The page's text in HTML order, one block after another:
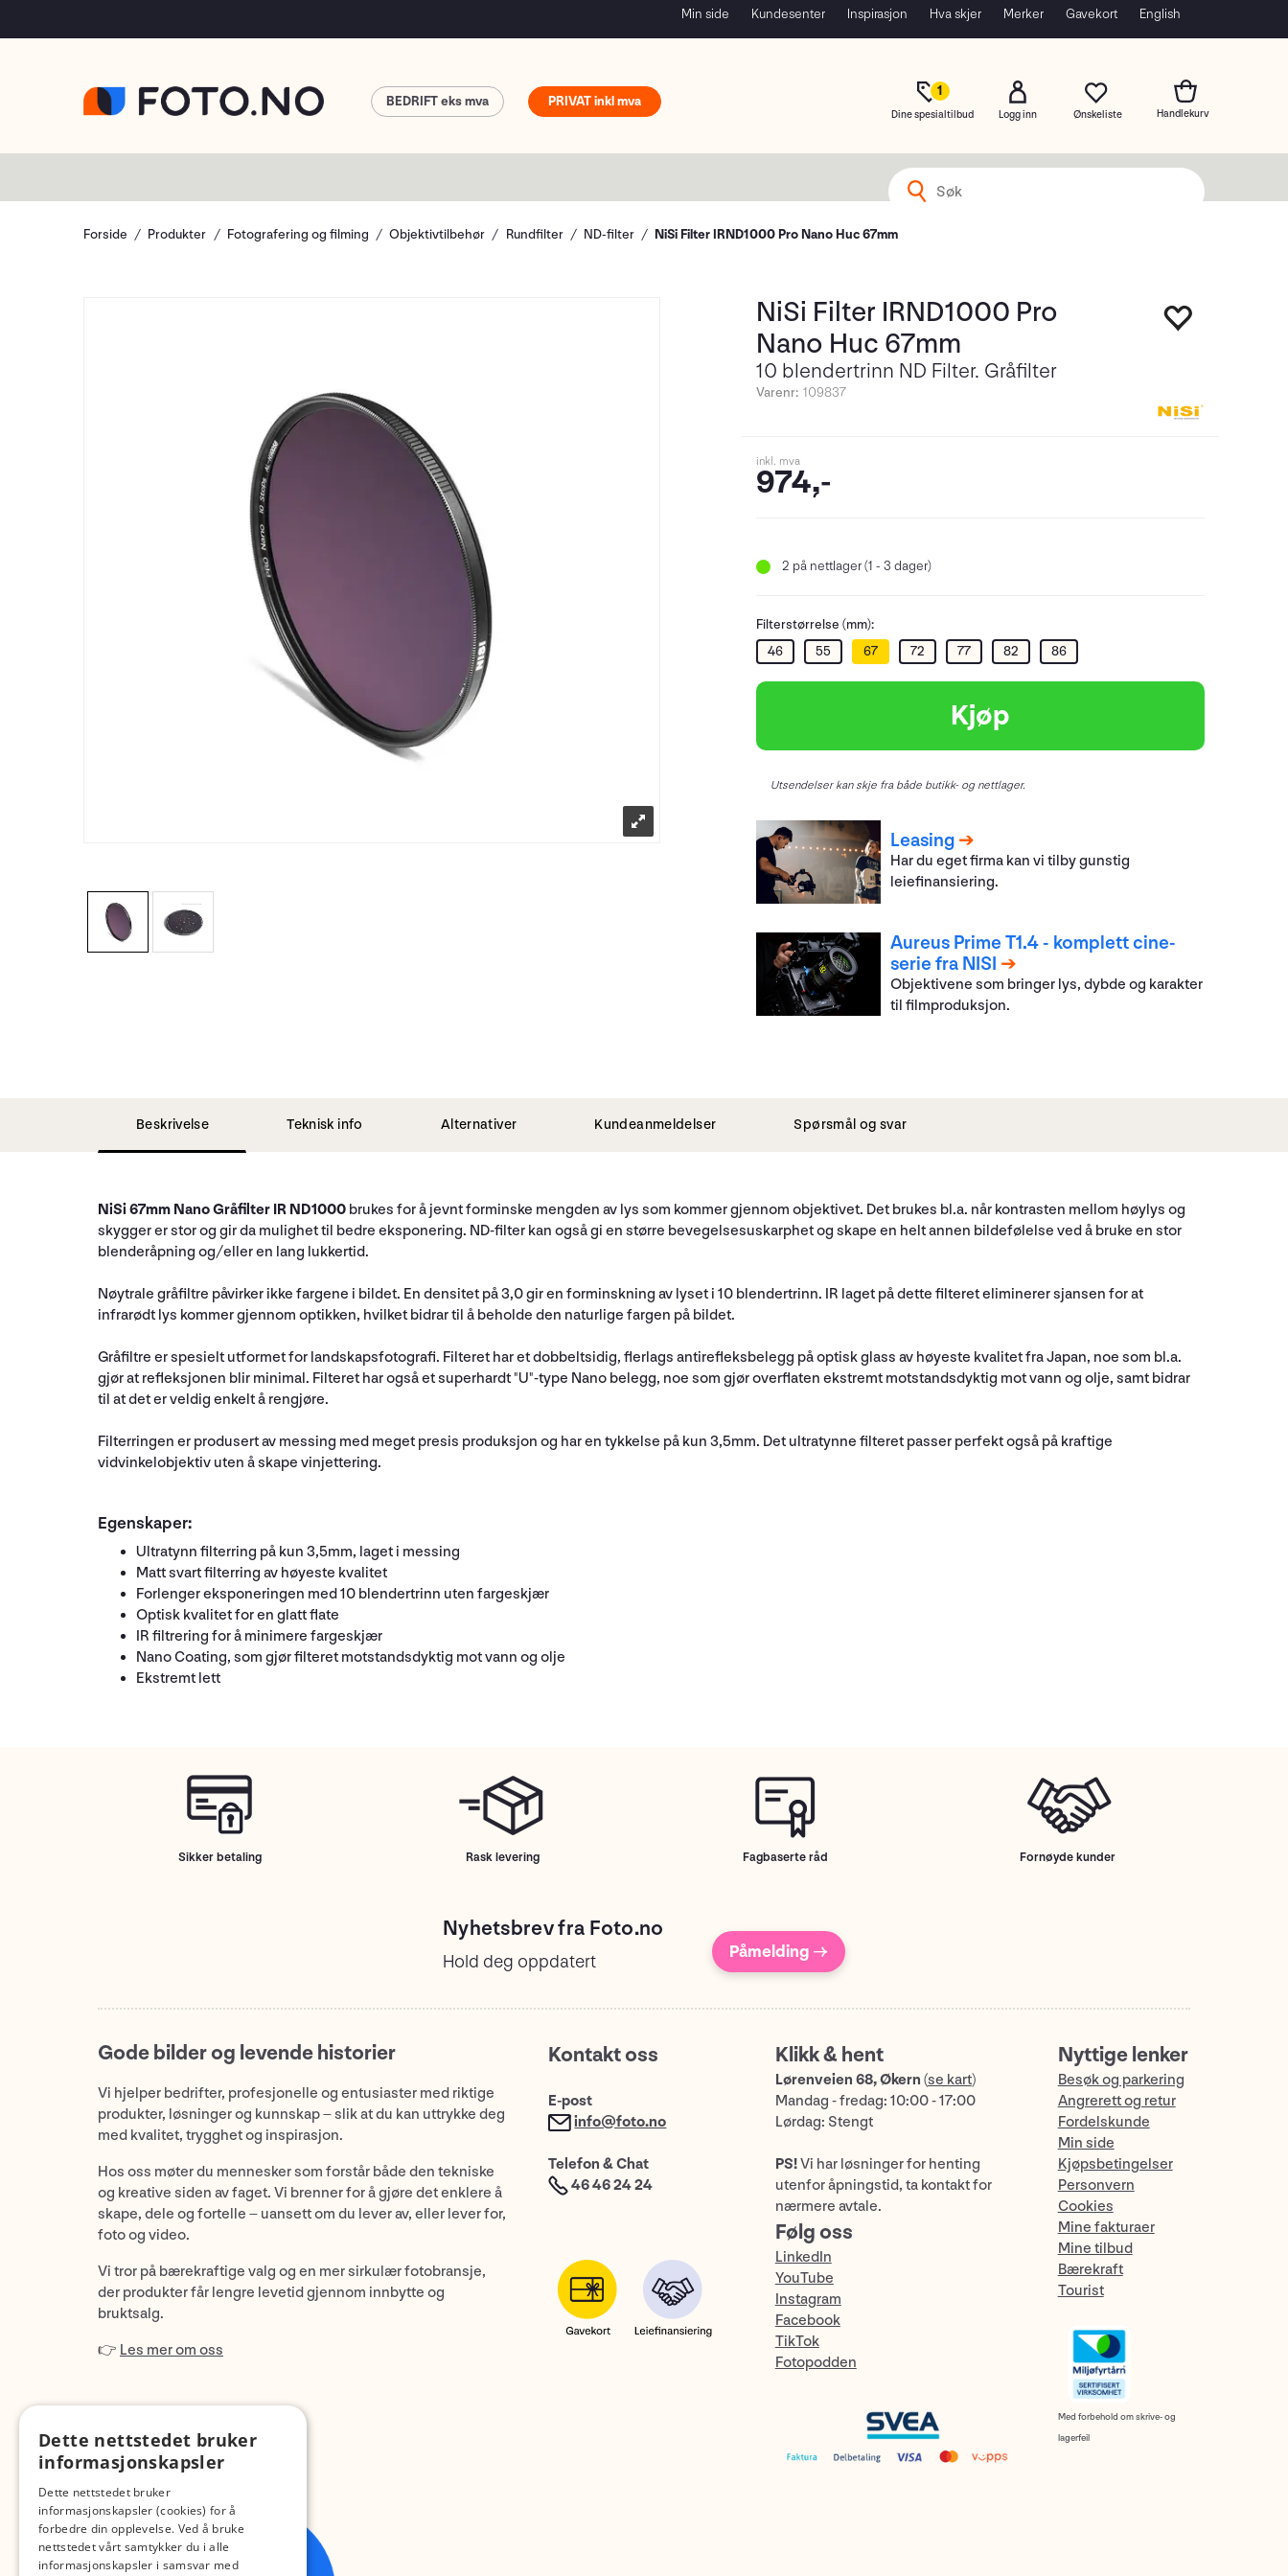
Min side Kundesenter Inspirasjon Hva skjer Merker Gavekort English
1
Dine spesialtilbud Logg inn
PRIVAT
BEDRIFT
Forside Produkter Fotografering og filming Objektivtilbehør Rundfilter ND-filter NiSi Filter IRND1000 Pro Nano Huc 67mm
NiSi Filter IRND1000 Pro
Nano Huc 67mm
10 blendertrinn ND Filter. Gråfilter
Varenr: 109837
inkl. mva
974,-
2 på nettlager (1 - 3 dager)
Filterstørrelse (mm):
46
55 67 72 77 82 86
Kjøp
Utsendelser kan skje fra både butikk- og nettlager.
Leasing
Har du eget firma kan vi tilby gunstig
leiefinansiering.
Aureus Prime T1.4 - komplett cine-
serie fra NISI
Objektivene som bringer lys, dybde og karakter
til filmproduksjon.
Beskrivelse Teknisk info Alternativer Kundeanmeldelser Spørsmål og svar
NiSi 67mm Nano Gråfilter IR ND1000 brukes for å jevnt forminske mengden av lys som kommer gjennom objektivet. Det brukes bl.a. når kontrasten mellom høylys og
skygger er stor og gir da mulighet til bedre eksponering. ND-filter kan også gi en større bevegelsesuskarphet og skape en helt annen bildefølelse ved å bruke en stor
blenderåpning og/eller en lang lukkertid.
Nøytrale gråfiltre påvirker ikke fargene i bildet. En densitet på 3,0 gir en forminskning av lyset i 10 blendertrinn. IR laget på dette filteret eliminerer sjansen for at
infrarødt lys kommer gjennom optikken, hvilket bidrar til å beholde den naturlige fargen på bildet.
Gråfiltre er spesielt utformet for landskapsfotografi. Filteret har et dobbeltsidig, flerlags antirefleksbelegg på optisk glass av høyeste kvalitet fra Japan, noe som bl.a.
gjør at refleksjonen blir minimal. Filteret har også et superhardt "U"-type Nano belegg, noe som gjør overflaten ekstremt motstandsdyktig mot vann og olje, samt bidrar
til at det er veldig enkelt å rengjøre.
Filterringen er produsert av messing med meget presis produksjon og har en tykkelse på kun 3,5mm. Det ultratynne filteret passer perfekt også på kraftige
vidvinkelobjektiv uten å skape vinjettering.
Egenskaper:
Ultratynn filterring på kun 3,5mm, laget i messing
Matt svart filterring av høyeste kvalitet
Forlenger eksponeringen med 10 blendertrinn uten fargeskjær
Optisk kvalitet for en glatt flate
IR filtrering for å minimere fargeskjær
Nano Coating, som gjør filteret motstandsdyktig mot vann og olje
Ekstremt lett
Sikker betaling Rask levering Fagbaserte råd Fornøyde kunder
Nyhetsbrev fra Foto.no
Hold deg oppdatert Påmelding →
Gode bilder og levende historier
Vi hjelper bedrifter, profesjonelle og entusiaster med riktige
produkter, løsninger og kunnskap – slik at du kan uttrykke deg
med kvalitet, trygghet og inspirasjon.
Hos oss møter du mennesker som forstår både den tekniske
og kreative siden av faget. Vi brenner for å gjøre det enklere å
skape, dele og fortelle – uansett om du lever av, eller lever for,
foto og video.
Vi tror på bærekraftige valg og en mer sirkulær fotobransje,
der produkter får lengre levetid gjennom innbytte og
bruktsalg.
👉 Les mer om oss
Kontakt oss
E-post
info@foto.no
Telefon & Chat
46 46 24 24
Klikk & hent
Lørenveien 68, Økern (se kart)
Mandag - fredag: 10:00 - 17:00
Lørdag: Stengt
PS!Vi har løsninger for henting
utenfor åpningstid, ta kontakt for
nærmere avtale.
Følg oss
LinkedIn
YouTube
Instagram
Facebook
TikTok
Fotopodden
Nyttige lenker
Besøk og parkering
Angrerett og retur
Fordelskunde
Min side
Kjøpsbetingelser
Personvern
Cookies
Mine fakturaer
Mine tilbud
Bærekraft
Tourist
Med forbehold om skrive- og
lagerfeil
Dette nettstedet bruker
informasjonskapsler
Dette nettstedet bruker
informasjonskapsler (cookies) for å
forbedre din opplevelse. Ved å bruke
nettstedet vårt samtykker du i alle
informasjonskapsler i samsvar med